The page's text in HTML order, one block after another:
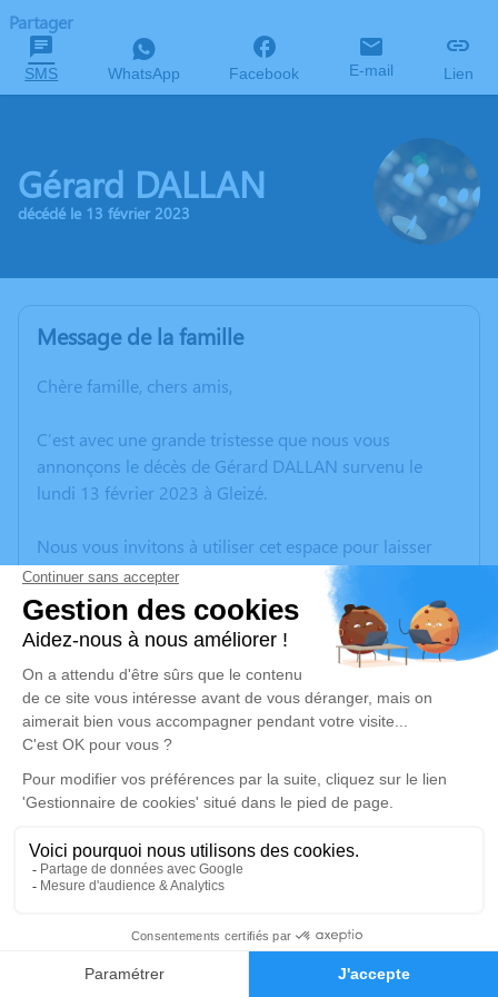
Faire-part Hommages
Partager
SMS WhatsApp Facebook E-mail Lien
Gérard DALLAN
décédé le 13 février 2023
Message de la famille
Chère famille, chers amis,
C’est avec une grande tristesse que nous vous
annonçons le décès de Gérard DALLAN survenu le
lundi 13 février 2023 à Gleizé.
Nous vous invitons à utiliser cet espace pour laisser
vos condoléances, partager des photos souvenirs, une
anecdote ou exprimer vos pensées à travers des
poèmes ou des textes. Cet endroit est un lieu
d'expression dédié à honorer la mémoire de Gérard
DALLAN.
Un service de plantation d’arbre hommage est
disponible ici
Cérémonie
Eglise Saint Roch 60 D306
69380 Les Chères